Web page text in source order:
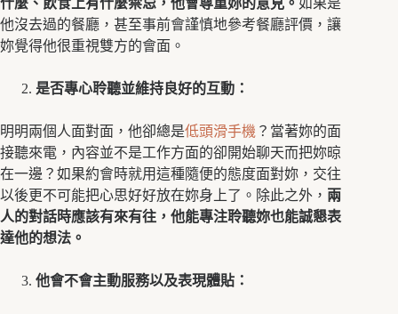
他沒去過的餐廳，甚至事前會謹慎地參考餐廳評價，讓
妳覺得他很重視雙方的會面。
是否專心聆聽並維持良好的互動：
明明兩個人面對面，他卻總是低頭滑手機 ？當著妳的面
接聽來電，內容並不是工作方面的卻開始聊天而把妳晾
在一邊？如果約會時就用這種隨便的態度面對妳，交往
以後更不可能把心思好好放在妳身上了。除此之外， 兩
人的對話時應該有來有往，他能專注聆聽妳也能誠懇表
達他的想法。
他會不會主動服務以及表現體貼：